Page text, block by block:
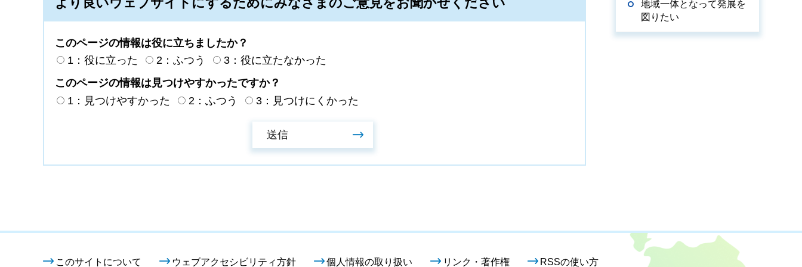
このページの情報は役に立ちましたか？
1：役に立った
2：ふつう
3：役に立たなかった
このページの情報は見つけやすかったですか？
1：見つけやすかった
2：ふつう 3：見つけにくかった
地域一体となって発展を
図りたい
このサイトについて ウェブアクセシビリティ方針 個人情報の取り扱い リンク・著作権 RSSの使い方